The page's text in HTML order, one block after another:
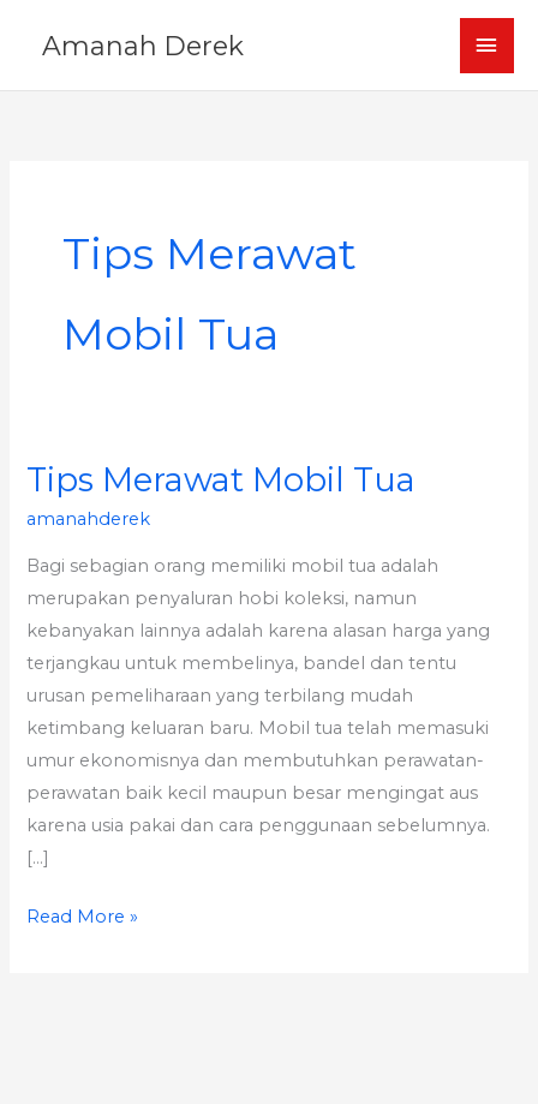
Amanah Derek
Tips Merawat
Mobil Tua
Tips Merawat Mobil Tua
amanahderek
Bagi sebagian orang memiliki mobil tua adalah
merupakan penyaluran hobi koleksi, namun
kebanyakan lainnya adalah karena alasan harga yang
terjangkau untuk membelinya, bandel dan tentu
urusan pemeliharaan yang terbilang mudah
ketimbang keluaran baru. Mobil tua telah memasuki
umur ekonomisnya dan membutuhkan perawatan-
perawatan baik kecil maupun besar mengingat aus
karena usia pakai dan cara penggunaan sebelumnya.
[…]
Tips
Tua
Read More »